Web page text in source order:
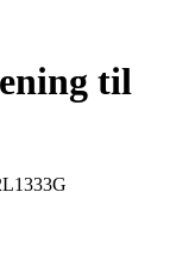
til